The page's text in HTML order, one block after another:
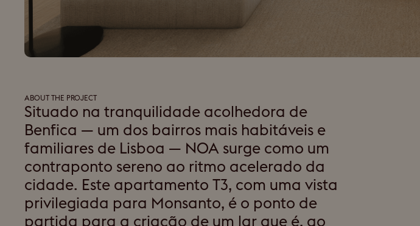
ABOUT THE PROJECT
Situado na tranquilidade acolhedora de
Benfica — um dos bairros mais habitáveis e
familiares de Lisboa — NOA surge como um
contraponto sereno ao ritmo acelerado da
cidade. Este apartamento T3, com uma vista
privilegiada para Monsanto, é o ponto de
partida para a criação de um lar que é, ao